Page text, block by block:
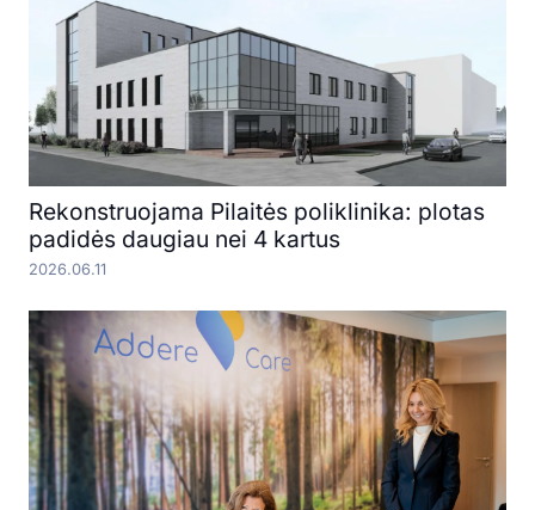
Rekonstruojama Pilaitės poliklinika: plotas
padidės daugiau nei 4 kartus
2026.06.11